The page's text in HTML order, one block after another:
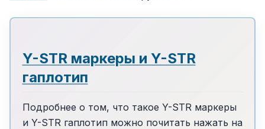
Y-STR маркеры и Y-STR
гаплотип
Подробнее о том, что такое Y-STR маркеры
и Y-STR гаплотип можно почитать нажать на